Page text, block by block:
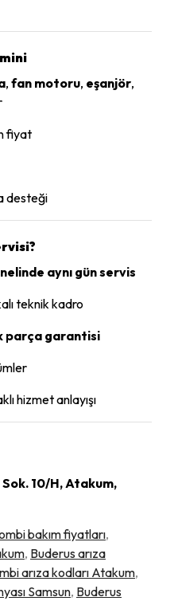
, fan motoru, eşanjör,
fiyat
desteği
aynı gün servis
teknik kadro
parça garantisi
hizmet anlayışı
10/H, Atakum,
bakım fiyatları,
, Buderus arıza
arıza kodları Atakum,
Samsun, Buderus